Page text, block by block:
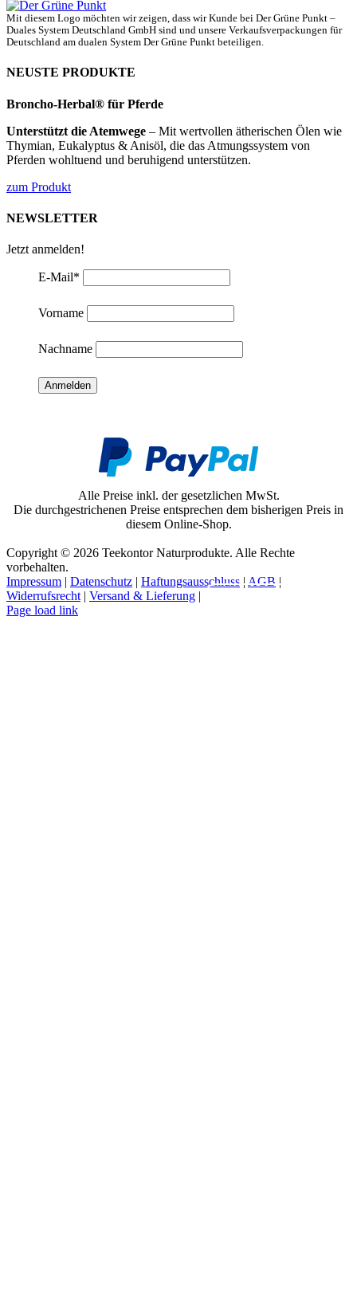
Mit diesem Logo möchten wir zeigen, dass wir Kunde bei Der Grüne Punkt –
Duales System Deutschland GmbH sind und unsere Verkaufsverpackungen für
Deutschland am dualen System Der Grüne Punkt beteiligen.
NEUSTE PRODUKTE
Broncho-Herbal® für Pferde
Unterstützt die Atemwege – Mit wertvollen ätherischen Ölen wie
Thymian, Eukalyptus & Anisöl, die das Atmungssystem von
Pferden wohltuend und beruhigend unterstützen.
zum Produkt
NEWSLETTER
Jetzt anmelden!
E-Mail*
Vorname
Nachname
Alle Preise inkl. der gesetzlichen MwSt.
Die durchgestrichenen Preise entsprechen dem bisherigen Preis in
diesem Online-Shop.
Copyright © 2026 Teekontor Naturprodukte. Alle Rechte
vorbehalten.
Impressum | Datenschutz | Haftungsausschluss | AGB |
Widerrufsrecht | Versand & Lieferung |
Page load link